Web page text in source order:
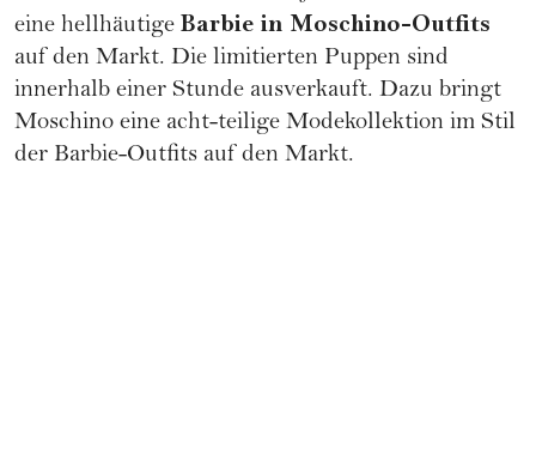
eine hellhäutige Barbie in Moschino-Outfits
auf den Markt. Die limitierten Puppen sind
innerhalb einer Stunde ausverkauft. Dazu bringt
Moschino eine acht-teilige Modekollektion im Stil
der Barbie-Outfits auf den Markt.